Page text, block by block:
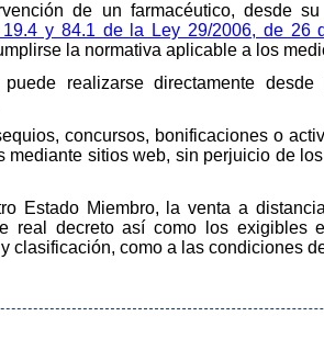
de un farmacéutico, desde
19.4 y 84.1 de la Ley 29/2006, de 26
la normativa aplicable a los
realizarse directamente
concursos, bonificaciones o
mediante sitios web, sin perjuicio de
Estado Miembro, la venta a
real decreto así como los
clasificación, como a las condiciones